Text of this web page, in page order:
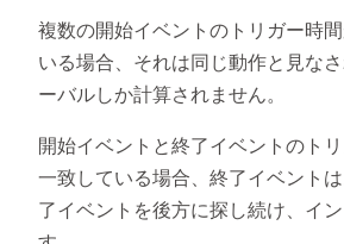
複数の開始イベントのトリガー時
いる場合、それは同じ動作と見な
ーバルしか計算されません。
開始イベントと終了イベントのト
一致している場合、終了イベント
了イベントを後方に探し続け、イ